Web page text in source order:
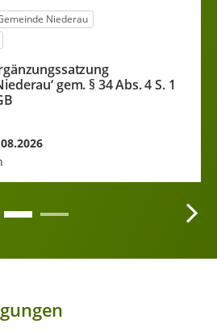
Niederau
gem. § 34 Abs. 4 S. 1